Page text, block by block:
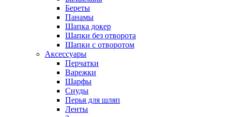
Береты
Панамы
Шапка докер
Шапки без отворота
Шапки с отворотом
Аксессуары
Перчатки
Варежки
Шарфы
Снуды
Перья для шляп
Ленты